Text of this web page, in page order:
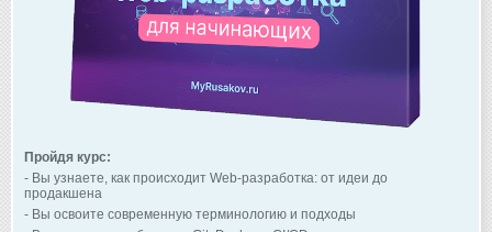
Пройдя курс:
- Вы узнаете, как происходит Web-разработка: от идеи до
продакшена
- Вы освоите современную терминологию и подходы